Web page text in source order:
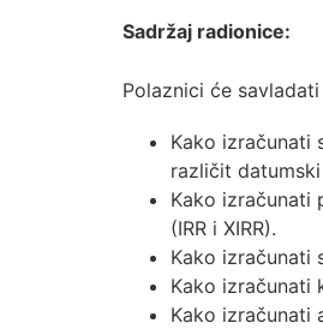
Sadržaj radionice:
Polaznici će
Kako izračunati
različit
Kako izračunati
(IRR i XIRR).
Kako izračunati
Kako izračunati
Kako izračunati